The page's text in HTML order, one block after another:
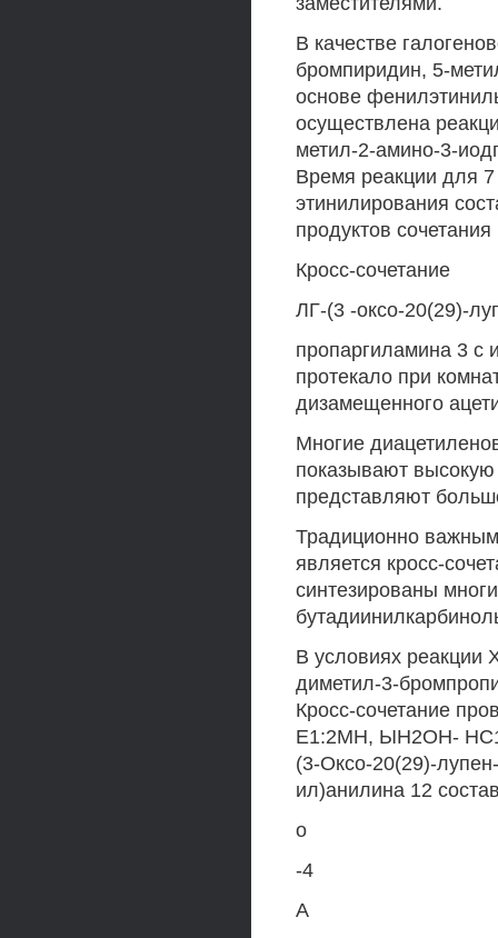
В качестве
бромпиридин, 5-
основе
осуществлена
метил-2-амино-3-
Время реакции для
этинилирования
продуктов
Кросс-сочетание
ЛГ-(3 -оксо-20(29)-
пропаргиламина 3 с
протекало при
дизамещенного
Многие
показывают
представляют
Традиционно
является кросс-
синтезированы
В условиях реакции
диметил-3-
Кросс-сочетание
Е1:2МН, ЫН2ОН- НС1
(3-Оксо-20(29)-
ил)анилина 12
о
-4
А